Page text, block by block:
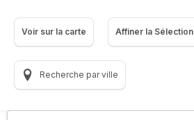
Voir sur la carte Affiner la Sélection
Recherche par ville